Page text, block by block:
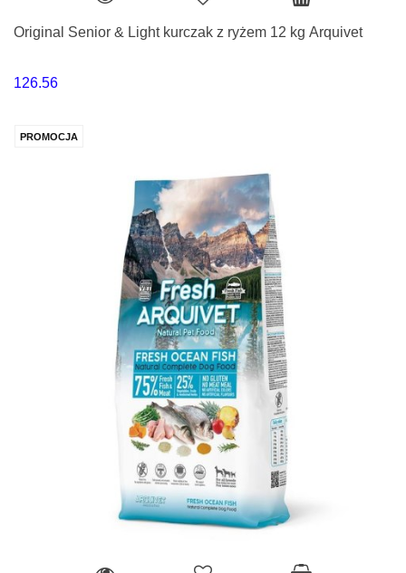
Original Senior & Light kurczak z ryżem 12 kg Arquivet
126.56
PROMOCJA